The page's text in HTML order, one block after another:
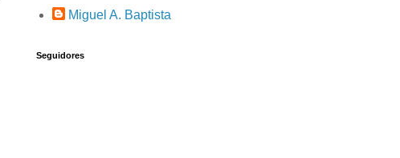
Miguel A. Baptista
Seguidores